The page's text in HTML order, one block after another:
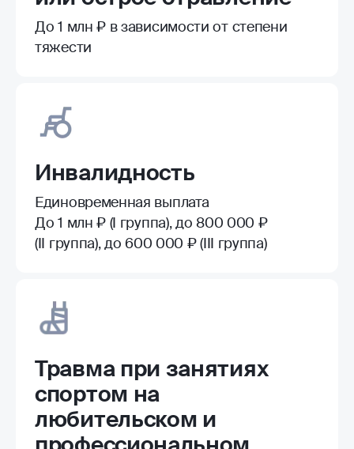
До 1 млн ₽ в зависимости от степени
тяжести
Инвалидность
Единовременная выплата
До 1 млн ₽ (I группа), до 800 000 ₽
(II группа), до 600 000 ₽ (III группа)
Травма при занятиях
спортом на
любительском и